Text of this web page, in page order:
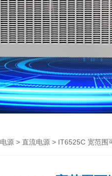
电源 > 直流电源 > IT6525C 宽范围